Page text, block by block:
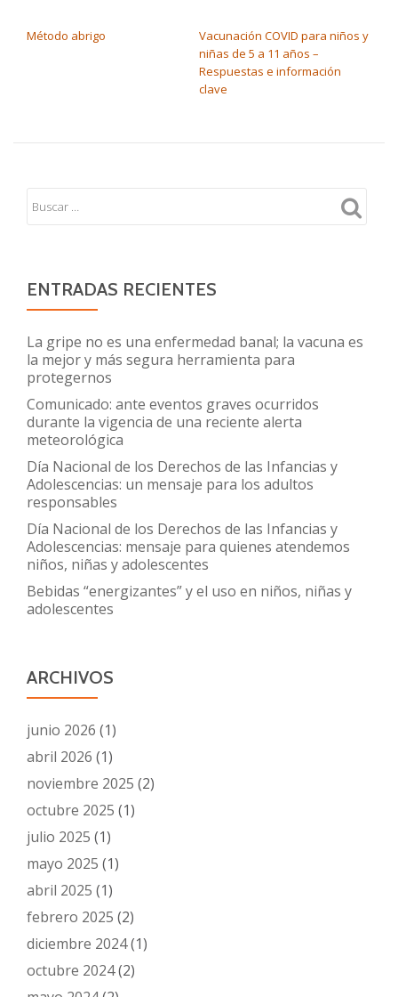
Método abrigo
Vacunación COVID para niños y
niñas de 5 a 11 años –
Respuestas e información
clave
ENTRADAS RECIENTES
La gripe no es una enfermedad banal; la vacuna es
la mejor y más segura herramienta para
protegernos
Comunicado: ante eventos graves ocurridos
durante la vigencia de una reciente alerta
meteorológica
Día Nacional de los Derechos de las Infancias y
Adolescencias: un mensaje para los adultos
responsables
Día Nacional de los Derechos de las Infancias y
Adolescencias: mensaje para quienes atendemos
niños, niñas y adolescentes
Bebidas “energizantes” y el uso en niños, niñas y
adolescentes
ARCHIVOS
junio 2026 (1)
abril 2026 (1)
noviembre 2025 (2)
octubre 2025 (1)
julio 2025 (1)
mayo 2025 (1)
abril 2025 (1)
febrero 2025 (2)
diciembre 2024(1)
octubre 2024(2)